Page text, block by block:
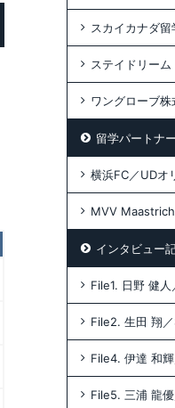
スカイカナダ留
ステイドリーム
ワングローブ株
留学パートナー
横浜FC／UDオ
MVV
インタビュー
File1. 日野 健
File2. 生田 翔
File4. 伊達 和
File5. 三浦 龍